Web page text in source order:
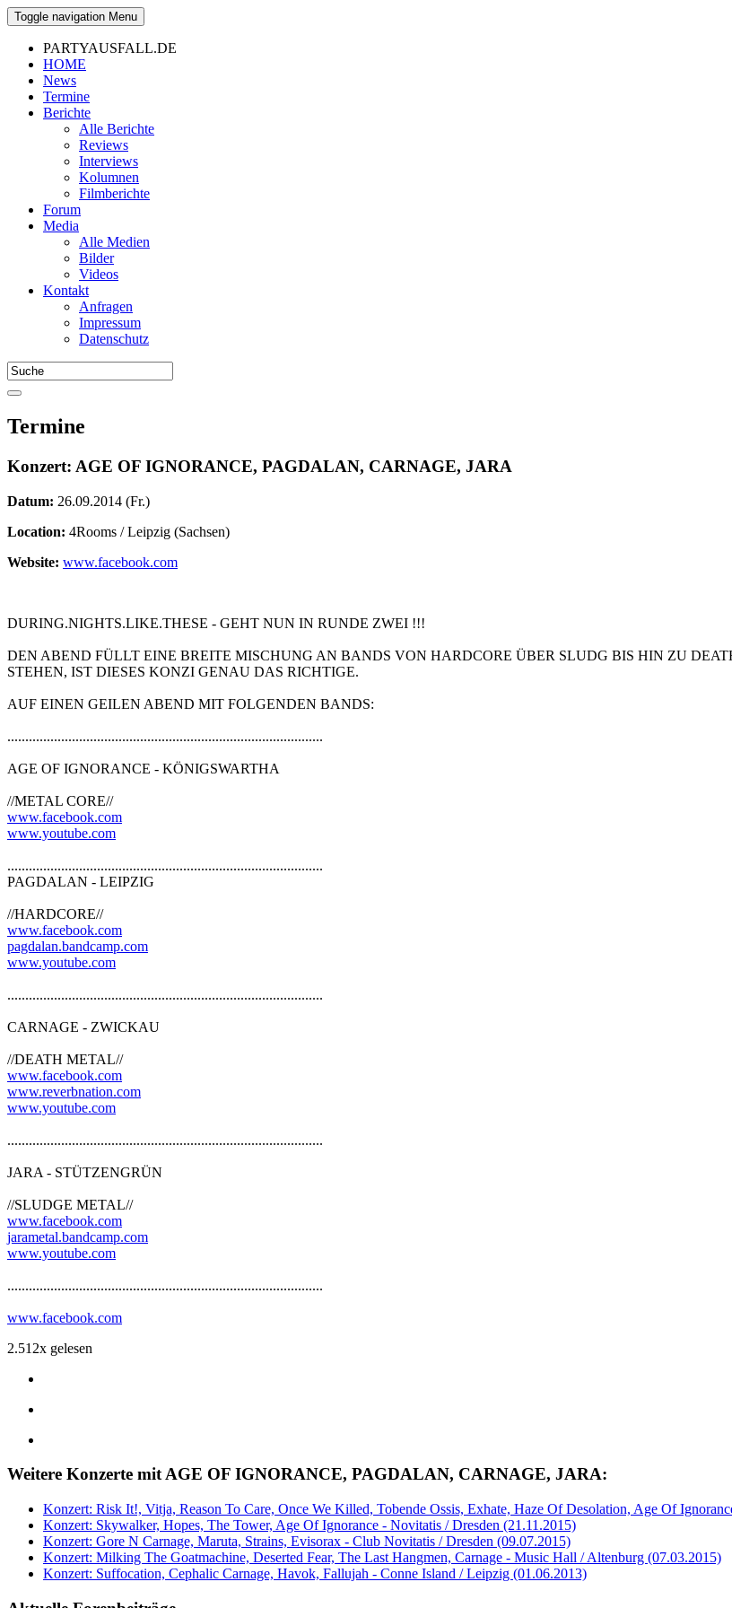
Toggle navigation Menu
PARTYAUSFALL.DE
HOME
News
Termine
Berichte
Alle Berichte
Reviews
Interviews
Kolumnen
Filmberichte
Forum
Media
Alle Medien
Bilder
Videos
Kontakt
Anfragen
Impressum
Datenschutz
Termine
Konzert: AGE OF IGNORANCE, PAGDALAN, CARNAGE, JARA
Datum: 26.09.2014 (Fr.)
Location: 4Rooms / Leipzig (Sachsen)
Website: www.facebook.com
DURING.NIGHTS.LIKE.THESE - GEHT NUN IN RUNDE ZWEI !!!
DEN ABEND FÜLLT EINE BREITE MISCHUNG AN BANDS VON HARDCORE ÜBER SLUDG BIS HIN ZU
STEHEN, IST DIESES KONZI GENAU DAS RICHTIGE.
AUF EINEN GEILEN ABEND MIT FOLGENDEN BANDS:
........................................................................................
AGE OF IGNORANCE - KÖNIGSWARTHA
//METAL CORE//
www.facebook.com
www.youtube.com
........................................................................................
PAGDALAN - LEIPZIG
//HARDCORE//
www.facebook.com
pagdalan.bandcamp.com
www.youtube.com
........................................................................................
CARNAGE - ZWICKAU
//DEATH METAL//
www.facebook.com
www.reverbnation.com
www.youtube.com
........................................................................................
JARA - STÜTZENGRÜN
//SLUDGE METAL//
www.facebook.com
jarametal.bandcamp.com
www.youtube.com
........................................................................................
www.facebook.com
2.512x gelesen
Weitere Konzerte mit AGE OF IGNORANCE, PAGDALAN, CARNAGE, JARA:
Konzert: Risk It!, Vitja, Reason To Care, Once We Killed, Tobende Ossis, Exhate, Haze Of Desolation, Age Of
Konzert: Skywalker, Hopes, The Tower, Age Of Ignorance - Novitatis / Dresden (21.11.2015)
Konzert: Gore N Carnage, Maruta, Strains, Evisorax - Club Novitatis / Dresden (09.07.2015)
Konzert: Milking The Goatmachine, Deserted Fear, The Last Hangmen, Carnage - Music Hall / Altenburg (07.03.2015)
Konzert: Suffocation, Cephalic Carnage, Havok, Fallujah - Conne Island / Leipzig (01.06.2013)